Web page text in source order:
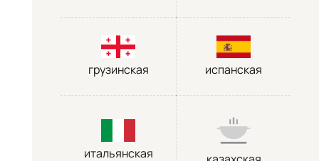
грузинская испанская
итальянская